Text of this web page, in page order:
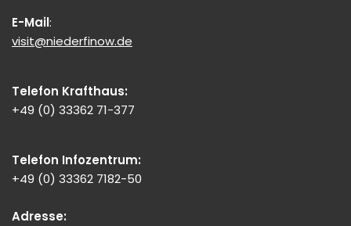
E-Mail:
visit@niederfinow.de
Telefon Krafthaus:
+49 (0) 33362 71-377
Telefon Infozentrum:
+49 (0) 33362 7182-50
Adresse: